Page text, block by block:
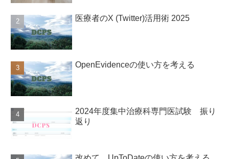
医療者のX (Twitter)活用術 2025
OpenEvidenceの使い方を考える
2024年度集中治療科専門医試験 振り
返り